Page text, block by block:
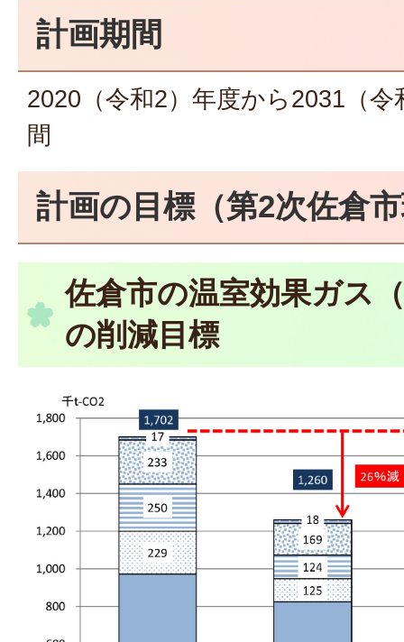
計画期間
2020（令和2）年度から2031（
間
計画の目標（第2次佐倉
佐倉市の温室効果ガス
の削減目標